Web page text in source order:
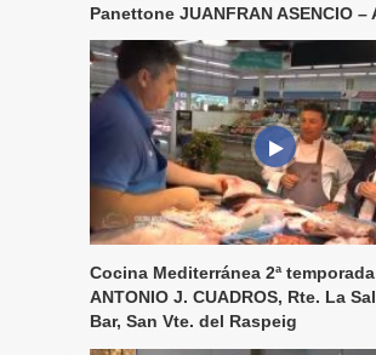
Panettone JUANFRAN ASENCIO –
Cocina Mediterránea 2ª
ANTONIO J. CUADROS, Rte. La
Bar, San Vte. del Raspeig